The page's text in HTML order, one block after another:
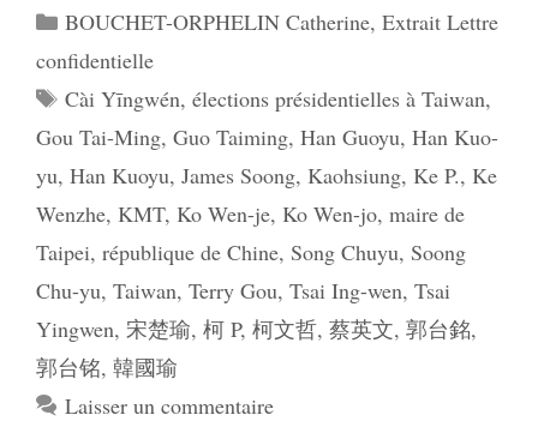
Catégories
BOUCHET-ORPHELIN Catherine, Extrait Lettre
confidentielle
Étiquettes
Cài Yīngwén, élections présidentielles à Taiwan,
Gou Tai-Ming, Guo Taiming, Han Guoyu, Han Kuo-
yu, Han Kuoyu, James Soong, Kaohsiung, Ke P., Ke
Wenzhe, KMT, Ko Wen-je, Ko Wen-jo, maire de
Taipei, république de Chine, Song Chuyu, Soong
Chu-yu, Taiwan, Terry Gou, Tsai Ing-wen, Tsai
Yingwen, 宋楚瑜, 柯 P, 柯文哲, 蔡英文, 郭台銘,
郭台铭, 韓國瑜
Laisser un commentaire